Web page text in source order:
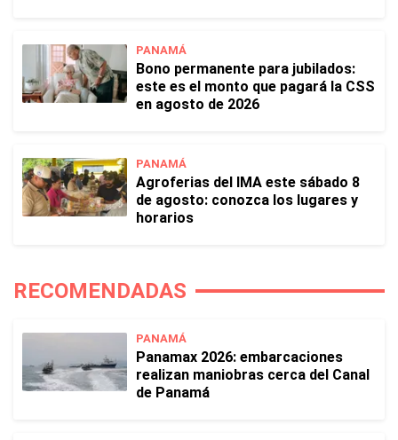
PANAMÁ
Bono permanente para jubilados:
este es el monto que pagará la CSS
en agosto de 2026
PANAMÁ
Agroferias del IMA este sábado 8
de agosto: conozca los lugares y
horarios
RECOMENDADAS
PANAMÁ
Panamax 2026: embarcaciones
realizan maniobras cerca del Canal
de Panamá